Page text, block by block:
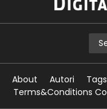
About Autori Tags
Terms&Conditions